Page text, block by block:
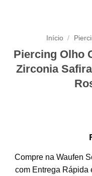
Início /
Piercing Olho
Zirconia
Compre na Waufen
com Entrega Rápida